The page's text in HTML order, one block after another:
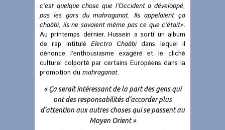
c’est quelque chose que l’Occident a développé,
pas les gars du mahraganat. Ils appelaient ça
chaâbi, ils ne savaient même pas ce que c’était».
Au printemps dernier, Hussein a sorti un album
de rap intitulé Electro Chaâbidans lequel il
dénonce l’enthousiasme exagéré et le cliché
culturel colporté par certains Européens dans la
promotion du mahraganat.
« Ça serait intéressant de la part des gens qui
ont des responsabilités d’accorder plus
d’attention aux autres choses qui se passent au
Moyen Orient »